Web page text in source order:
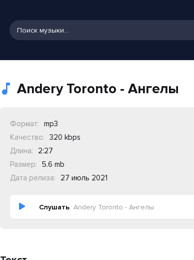
Andery Toronto - Ангелы
Формат:
mp3
Качество:
320 kbps
Длина:
2:27
Размер:
5.6 mb
Дата релиза:
27 июль 2021
Слушать Andery Toronto - Ангелы